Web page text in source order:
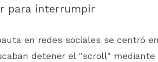
para interrumpir
en redes sociales se centró
detener el "scroll" mediante